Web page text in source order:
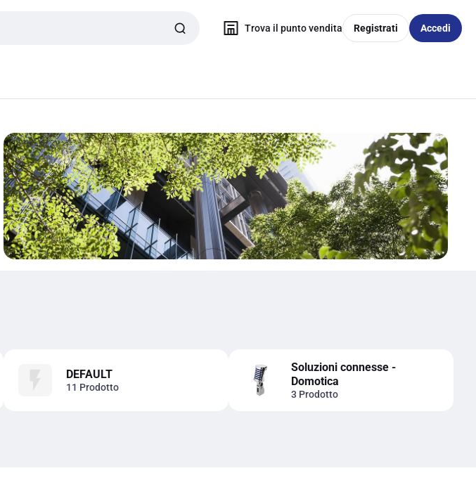
Trova il punto vendita Registrati Accedi
DEFAULT
11 Prodotto
Soluzioni connesse -
Domotica
3 Prodotto